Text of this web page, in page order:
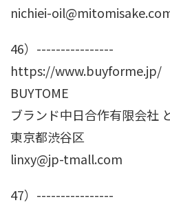
nichiei-
46）----------------
https://www.buyforme.jp/
BUYTOME
ブランド中日合作有限会社
東京都渋谷区
linxy@jp-tmall.com
47）----------------